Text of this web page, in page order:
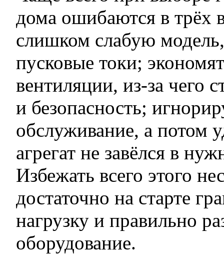
дома ошибаются в трёх
слишком слабую
пусковые токи;
вентиляции, из-за чего
и безопасность;
обслуживание, а потом
агрегат не завёлся в
Избежать всего этого
достаточно на старте
нагрузку и правильно
оборудование.